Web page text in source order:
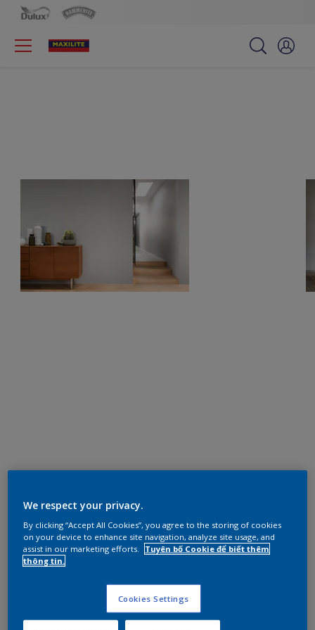
We respect your privacy.
By clicking “Accept All Cookies”, you agree to the storing of cookies
on your device to enhance site navigation, analyze site usage, and
assist in our marketing efforts.
Tuyên bố Cookie để biết thêm
thông tin.
Cookies Settings